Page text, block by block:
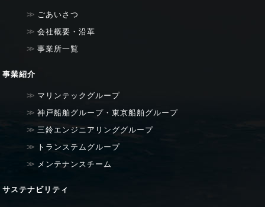
ごあいさつ
会社概要・沿革
事業所一覧
事業紹介
マリンテックグループ
神戸船舶グループ・東京船舶グループ
三鈴エンジニアリンググループ
トランステムグループ
メンテナンスチーム
サステナビリティ